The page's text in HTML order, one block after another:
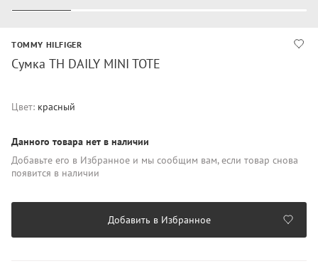
TOMMY HILFIGER
Сумка TH DAILY MINI TOTE
Цвет: красный
Данного товара нет в наличии
Добавьте его в Избранное и мы сообщим вам, если товар снова
появится в наличии
Добавить в Избранное